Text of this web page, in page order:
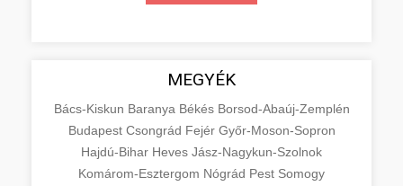
MEGYÉK
Bács-Kiskun Baranya Békés Borsod-Abaúj-Zemplén
Budapest Csongrád Fejér Győr-Moson-Sopron
Hajdú-Bihar Heves Jász-Nagykun-Szolnok
Komárom-Esztergom Nógrád Pest Somogy